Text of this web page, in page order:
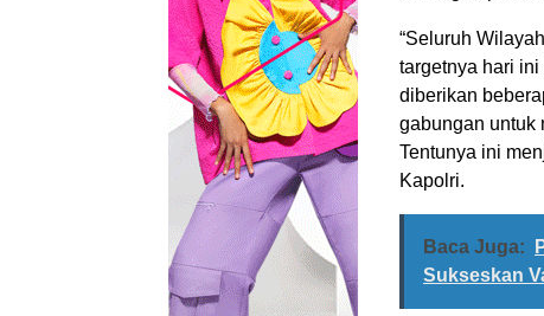
“Seluruh
targetnya hari
diberikan
gabungan untuk
Tentunya ini
Kapolri.
Baca Juga:
Sukseskan